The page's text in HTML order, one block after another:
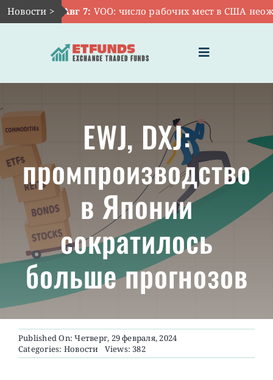
Skip
to
Новости >Авг 7: VOO: число рабочих мест в США
Toggle
Navigation
ЧТО ТАКОЕ ETF
ИНВЕСТИЦИИ В ETF
ТЕМАТИЧЕСКИЕ ETF
АКТУАЛЬНЫЕ
О ПРОЕКТЕ
EWJ, DXJ:
промпроизводство
в Японии
сократилось
больше прогнозов
Published On: Четверг, 29 февраля, 2024
Categories: Новости Views: 382